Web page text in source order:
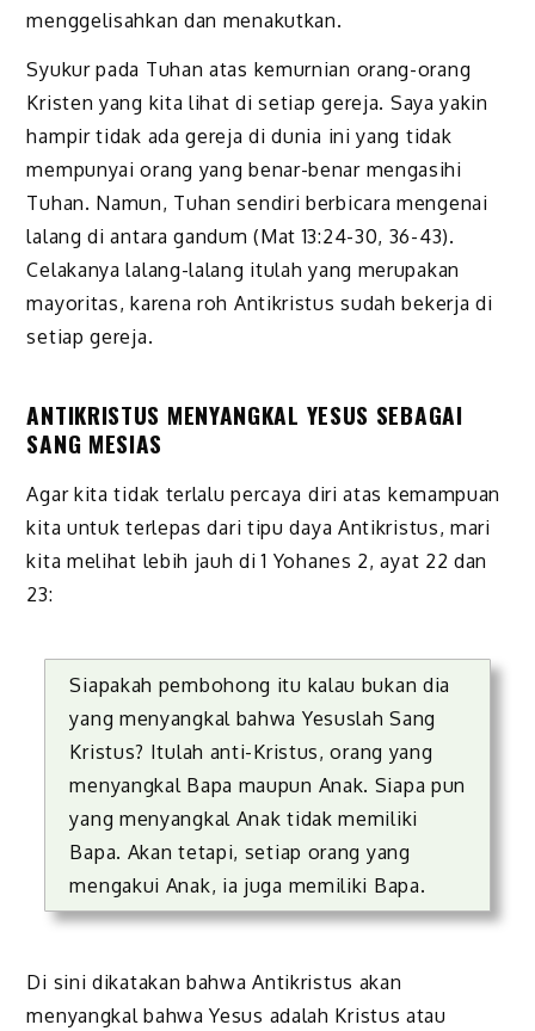
menggelisahkan dan menakutkan.
Syukur pada Tuhan atas kemurnian orang-orang
Kristen yang kita lihat di setiap gereja. Saya yakin
hampir tidak ada gereja di dunia ini yang tidak
mempunyai orang yang benar-benar mengasihi
Tuhan. Namun, Tuhan sendiri berbicara mengenai
lalang di antara gandum (Mat 13:24-30, 36-43).
Celakanya lalang-lalang itulah yang merupakan
mayoritas, karena roh Antikristus sudah bekerja di
setiap gereja.
ANTIKRISTUS MENYANGKAL YESUS SEBAGAI
SANG MESIAS
Agar kita tidak terlalu percaya diri atas kemampuan
kita untuk terlepas dari tipu daya Antikristus, mari
kita melihat lebih jauh di 1 Yohanes 2, ayat 22 dan
23:
Siapakah pembohong itu kalau bukan dia
yang menyangkal bahwa Yesuslah Sang
Kristus? Itulah anti-Kristus, orang yang
menyangkal Bapa maupun Anak. Siapa pun
yang menyangkal Anak tidak memiliki
Bapa. Akan tetapi, setiap orang yang
mengakui Anak, ia juga memiliki Bapa.
Di sini dikatakan bahwa Antikristus akan
menyangkal bahwa Yesus adalah Kristus atau